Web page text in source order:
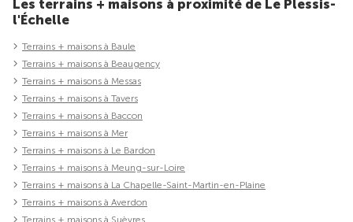
Les terrains + maisons à proximité de Le Plessis-
l'Échelle
Terrains + maisons à Baule
Terrains + maisons à Beaugency
Terrains + maisons à Messas
Terrains + maisons à Tavers
Terrains + maisons à Baccon
Terrains + maisons à Mer
Terrains + maisons à Le Bardon
Terrains + maisons à Meung-sur-Loire
Terrains + maisons à La Chapelle-Saint-Martin-en-Plaine
Terrains + maisons à Averdon
Terrains + maisons à Suèvres